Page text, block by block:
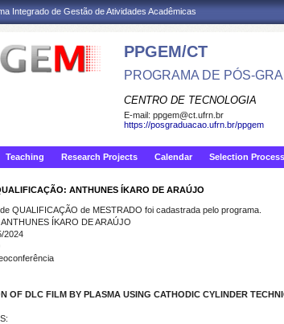
Integrado de Gestão de Atividades Acadêmicas
PPGEM/CT
PROGRAMA DE PÓS-
CENTRO DE TECNOLOGIA
E-mail: ppgem@ct.ufrn.br
https://posgraduacao.ufrn.br/ppgem
Teaching Research Projects Calendar Selection
ANTHUNES ÍKARO DE ARAÚJO
QUALIFICAÇÃO de MESTRADO foi cadastrada pelo programa.
ÍKARO DE ARAÚJO
2024
OF DLC FILM BY PLASMA USING CATHODIC CYLINDER